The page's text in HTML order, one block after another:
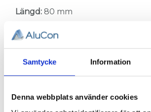
Samtycke Information
Denna webbplats använder cookies
Längd: 80 mm
Höjd:
För montering:
T-spår 11 (ingår ej)
Bricka: BRB 8,4x16 fzb(8 st)
Mutter:
004-009 (8 st)